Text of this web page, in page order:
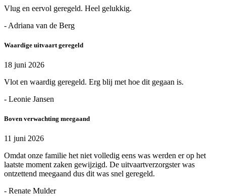
Vlug en eervol geregeld. Heel gelukkig.
- Adriana van de Berg
Waardige uitvaart geregeld
18 juni 2026
Vlot en waardig geregeld. Erg blij met hoe dit gegaan is.
- Leonie Jansen
Boven verwachting meegaand
11 juni 2026
Omdat onze familie het niet volledig eens was werden er op het
laatste moment zaken gewijzigd. De uitvaartverzorgster was
ontzettend meegaand dus dit was snel geregeld.
- Renate Mulder